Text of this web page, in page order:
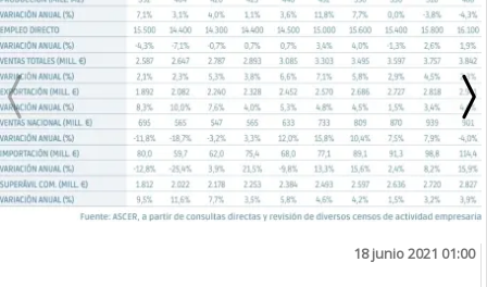
18 junio 2021 01:00